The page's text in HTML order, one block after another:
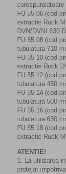
FU 55 06 (cod
extractie Ruck
DVN/DVNI 630
FU 55 08 (cod
tubulatura 710
FU 55 10 (cod
extractie Ruck
FU 55 12 (cod
tubulatura 450
FU 55 14 (cod
tubulatura 500
FU 55 16 (cod
tubulatura 630
FU 55 18 (cod
extractie Ruck
ATENTIE!
1. La utilizarea
protejat